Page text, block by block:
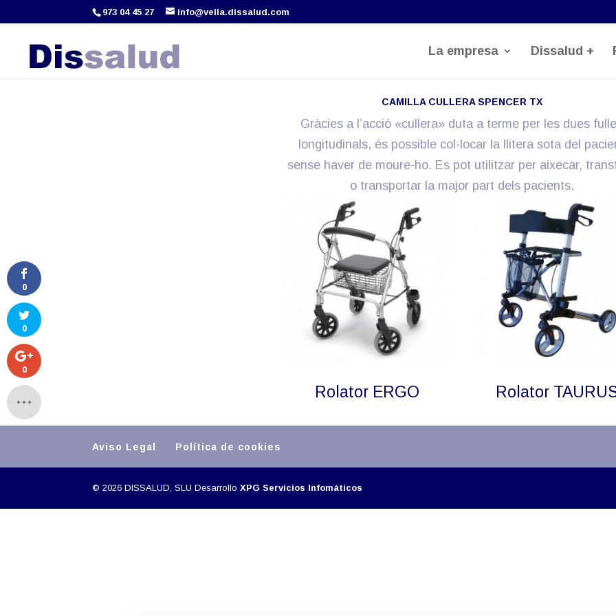
973 04 45 27 info@vella.dissalud.com
La empresa Dissalud +
CAMILLA CULLERA SPENCER TX
Gràcies a l’acció «cullera» duta a terme per les dues
longitudinals, és possible col·locar la llitera sota del
sense haver de moure-ho. Es pot utilitzar per aixecar,
o transportar la major part dels pacients.
Rolator ERGO Rolator
Aviso Legal Política de cookies
©2026 DISSALUD, SLU DesarrolloXPG Servicios Infomáticos
0
0
0